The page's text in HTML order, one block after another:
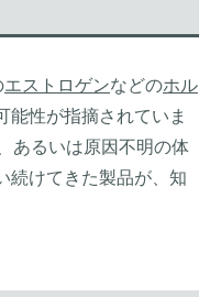
エストロゲンなどのホル
能性が指摘されていま
あるいは原因不明の体
続けてきた製品が、知